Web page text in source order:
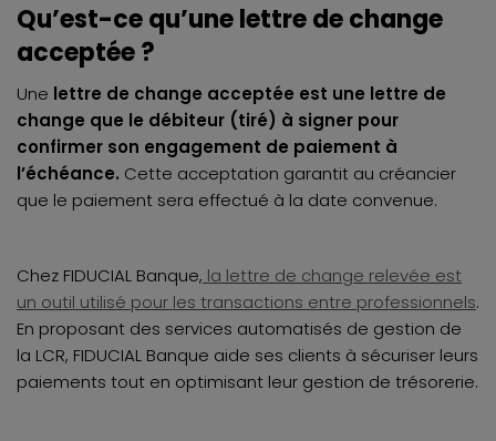
Qu’est-ce qu’une lettre de change
acceptée ?
Une lettre de change acceptée est une lettre de
change que le débiteur (tiré) à signer pour
confirmer son engagement de paiement à
l’échéance. Cette acceptation garantit au créancier
que le paiement sera effectué à la date convenue.
Chez FIDUCIAL Banque, la lettre de change relevée est
un outil utilisé pour les transactions entre professionnels.
En proposant des services automatisés de gestion de
la LCR, FIDUCIAL Banque aide ses clients à sécuriser leurs
paiements tout en optimisant leur gestion de trésorerie.